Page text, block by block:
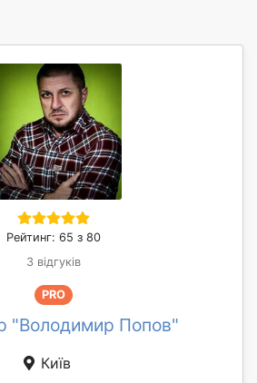
Рейтинг: 65 з 80
3 відгуків
PRO
"Володимир Попов"
Київ